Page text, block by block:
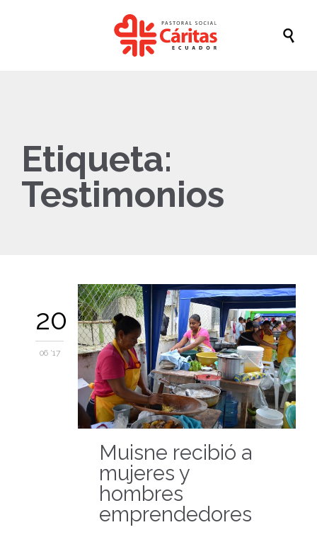

Etiqueta:
Testimonios
20
06 '17
Muisne recibió a
mujeres y
hombres
emprendedores